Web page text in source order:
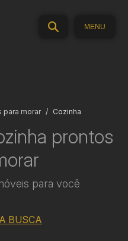
MENU
para morar Cozinha
prontos
para você
BUSCA